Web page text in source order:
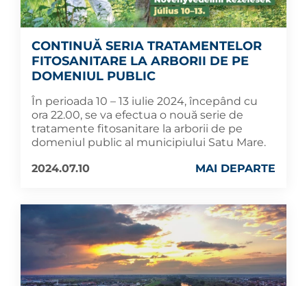
CONTINUĂ SERIA TRATAMENTELOR
FITOSANITARE LA ARBORII DE PE
DOMENIUL PUBLIC
În perioada 10 – 13 iulie 2024, începând cu
ora 22.00, se va efectua o nouă serie de
tratamente fitosanitare la arborii de pe
domeniul public al municipiului Satu Mare.
2024.07.10
MAI DEPARTE